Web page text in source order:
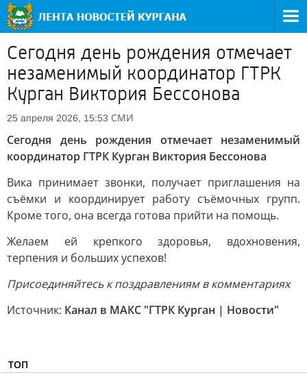
Сегодня день рождения отмечает
незаменимый координатор ГТРК
Курган Виктория Бессонова
25 апреля 2026, 15:53 СМИ
Сегодня день рождения отмечает незаменимый
координатор ГТРК Курган Виктория Бессонова
Вика принимает звонки, получает приглашения на
съёмки и координирует работу съёмочных групп.
Кроме того, она всегда готова прийти на помощь.
Желаем ей крепкого здоровья, вдохновения,
терпения и больших успехов!
Присоединяйтесь к поздравлениям в комментариях
Источник: Канал в МАКС "ГТРК Курган | Новости"
ТОП